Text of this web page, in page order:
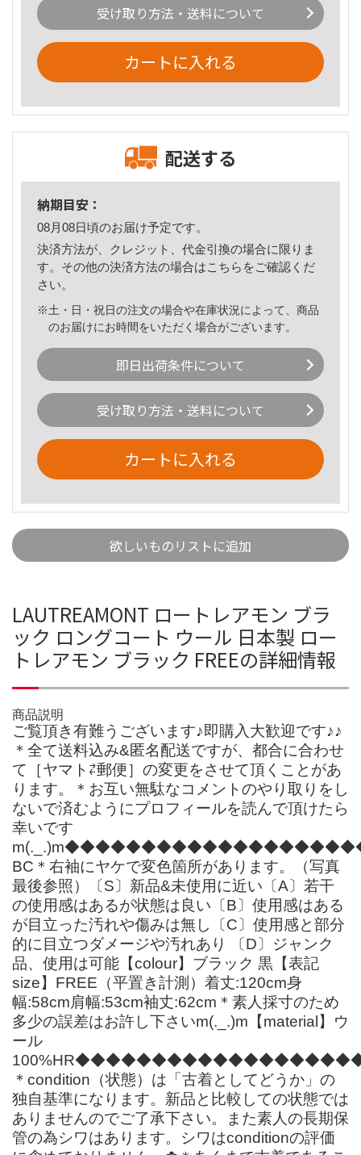
受け取り方法・送料について
カートに入れる
配送する
納期目安：
08月08日頃のお届け予定です。
決済方法が、クレジット、代金引換の場合に限りま
す。その他の決済方法の場合はこちら をご確認くだ
さい。
※土・日・祝日の注文の場合や在庫状況によって、商品
のお届けにお時間をいただく場合がございます。
即日出荷条件について
受け取り方法・送料について
カートに入れる
欲しいものリストに追加
LAUTREAMONT ロートレアモン ブラ
ック ロングコート ウール 日本製 ロー
トレアモン ブラック FREEの詳細情報
商品説明
ご覧頂き有難うございます♪即購入大歓迎です♪♪
＊全て送料込み&匿名配送ですが、都合に合わせ
て［ヤマト⇄郵便］の変更をさせて頂くことがあ
ります。＊お互い無駄なコメントのやり取りをし
ないで済むようにプロフィールを読んで頂けたら
幸いです
BC＊右袖にヤケで変色箇所があります。（写真
最後参照）〔S〕新品&未使用に近い〔A〕若干
の使用感はあるが状態は良い〔B〕使用感はある
が目立った汚れや傷みは無し〔C〕使用感と部分
的に目立つダメージや汚れあり 〔D〕ジャンク
品、使用は可能【colour】ブラック 黒【表記
size】FREE（平置き計測）着丈:120cm身
幅:58cm肩幅:53cm袖丈:62cm＊素人採寸のため
多少の誤差はお許し下さいm(._.)m【material】ウ
ール
＊condition（状態）は「古着としてどうか」の
独自基準になります。新品と比較しての状態では
ありませんのでご了承下さい。また素人の長期保
管の為シワはあります。シワはconditionの評価